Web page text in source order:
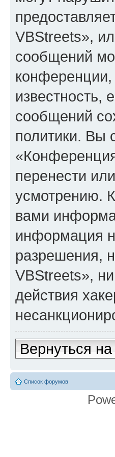
VBStreets»,
сообщений
конференции,
известность,
сообщений
политики. Вы
перенести
усмотрению.
вами
информация
разрешения,
VBStreets»,
действия
Вернуться
Список форумов